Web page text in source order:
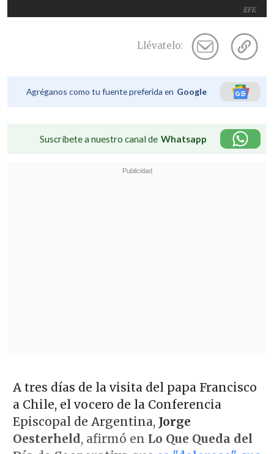
EFE
Llévatelo:
Agréganos como tu fuente preferida en Google
Suscríbete a nuestro canal de Whatsapp
A tres días de la visita del papa Francisco
a Chile, el vocero de la Conferencia
Episcopal de Argentina, Jorge
Oesterheld, afirmó en Lo Que Queda del